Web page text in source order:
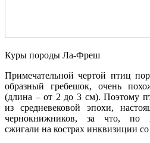
Куры породы Ла-Фреш
Примечательной чертой птиц
образный гребешок, очень
(длина – от 2 до 3 см). Поэтому
из средневековой эпохи,
чернокнижников, за что, по
сжигали на кострах инквизиции